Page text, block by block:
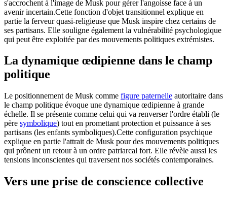
s'accrochent à l'image de Musk pour gérer l'angoisse face à un
avenir incertain.Cette fonction d'objet transitionnel explique en
partie la ferveur quasi-religieuse que Musk inspire chez certains de
ses partisans. Elle souligne également la vulnérabilité psychologique
qui peut être exploitée par des mouvements politiques extrémistes.
La dynamique œdipienne dans le champ
politique
Le positionnement de Musk comme figure paternelle autoritaire dans
le champ politique évoque une dynamique œdipienne à grande
échelle. Il se présente comme celui qui va renverser l'ordre établi (le
père symbolique) tout en promettant protection et puissance à ses
partisans (les enfants symboliques).Cette configuration psychique
explique en partie l'attrait de Musk pour des mouvements politiques
qui prônent un retour à un ordre patriarcal fort. Elle révèle aussi les
tensions inconscientes qui traversent nos sociétés contemporaines.
Vers une prise de conscience collective